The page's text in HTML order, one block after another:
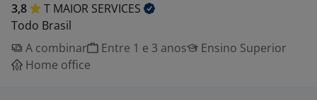
3,8 T MAIOR SERVICES
Todo Brasil
A combinar
Entre 1 e 3 anos
Ensino Superior
Home office